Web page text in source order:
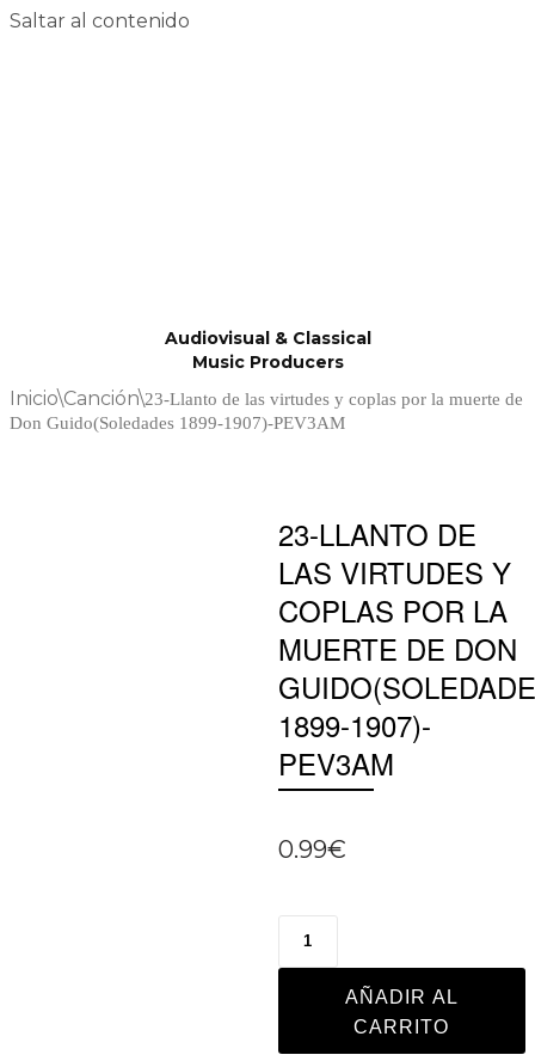
Saltar al contenido
Audiovisual & Classical
Music Producers
Inicio\Canción\23-Llanto de las virtudes y coplas por la muerte de
Don Guido(Soledades 1899-1907)-PEV3AM
23-LLANTO DE
LAS VIRTUDES Y
COPLAS POR LA
MUERTE DE DON
1899-1907)-
PEV3AM
0.99€
AÑADIR AL
CARRITO